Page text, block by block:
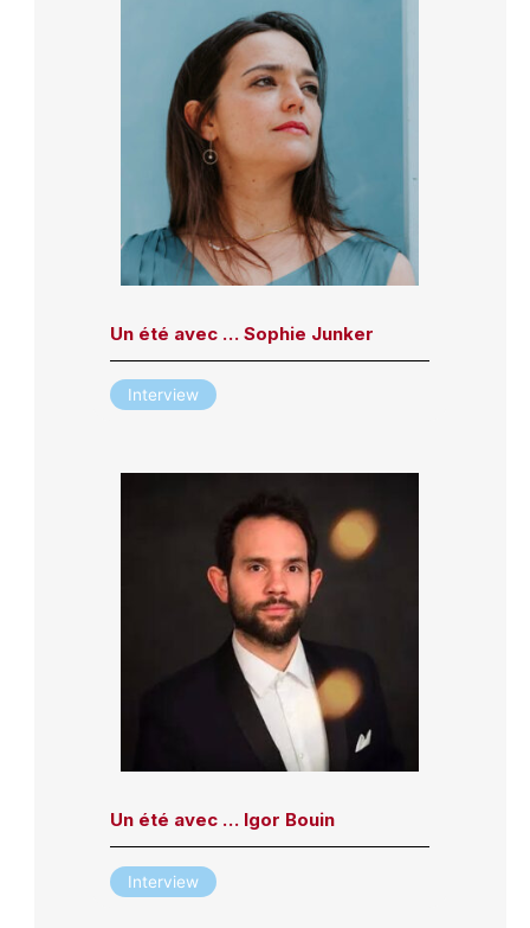
Un été avec … Sophie Junker
Interview
Un été avec … Igor Bouin
Interview